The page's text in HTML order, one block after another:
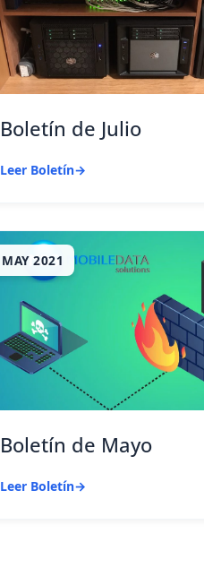
Boletín de Julio
Leer Boletín→
MAY 2021
Boletín de Mayo
Leer Boletín→